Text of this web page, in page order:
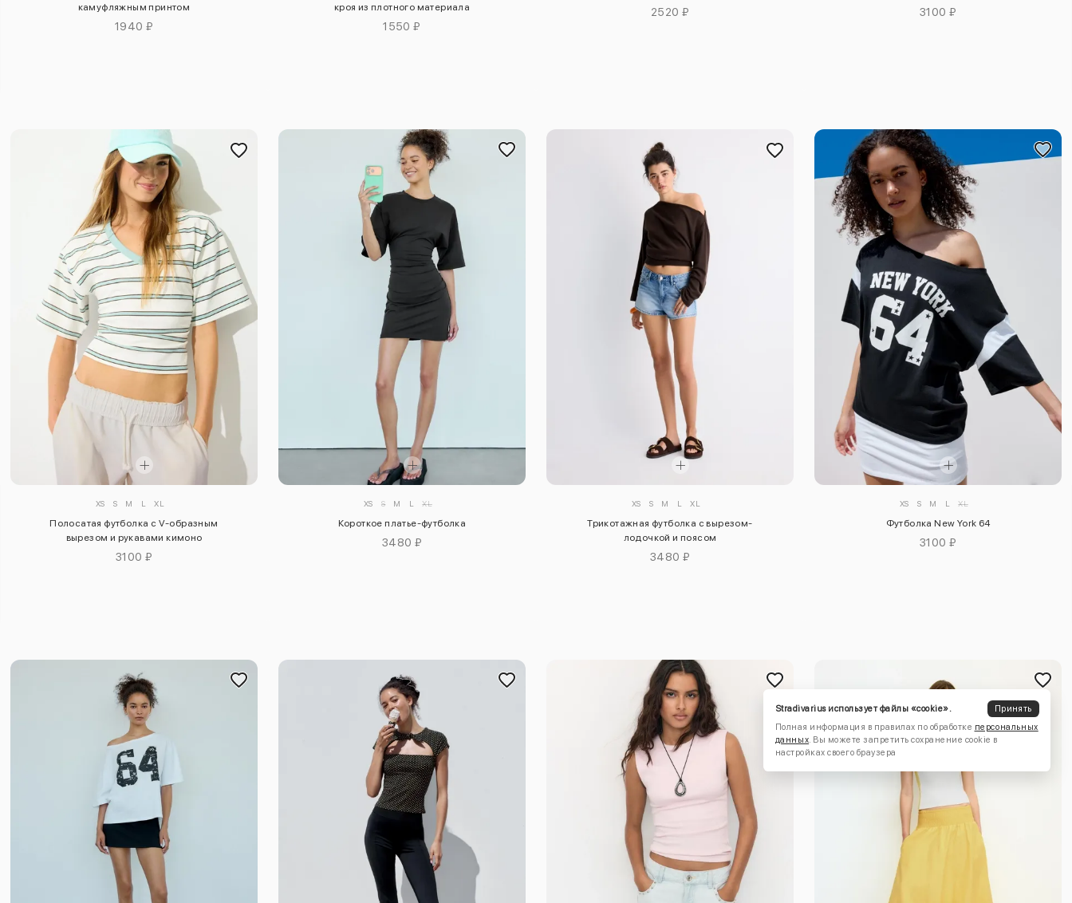
камуфляжным принтом
1940 ₽
кроя из плотного материала
1550 ₽
2520 ₽ 3100 ₽
XS S M L XL
Полосатая футболка с V-образным
вырезом и рукавами кимоно
3100 ₽
XS S M L XL
Короткое платье-футболка
3480 ₽
XS S M L XL
Трикотажная футболка с вырезом-
лодочкой и поясом
3480 ₽
XS S M L XL
Футболка New York 64
3100 ₽
Stradivarius использует файлы «cookie».
Принять
Полная информация в правилах по обработке персональных
данных. Вы можете запретить сохранение cookie в
настройках своего браузера